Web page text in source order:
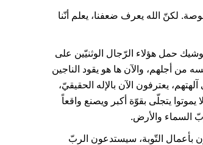
لكنّ الله يعرف ضعفنا، يعلم أنّنا
حمل هؤلاء الرّجال الوثنيّين على
أجلهم، والآن ها هو يقود الناجين
يعترفون الآن بالإله الحقيقيّ،
يتجلّى بقوّة أكبر ويصنع واقعاً
السماء والأرض.
بأعمال التّوبة، سيستدعون الربّ